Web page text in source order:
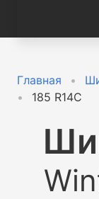
Главная
185 R14C